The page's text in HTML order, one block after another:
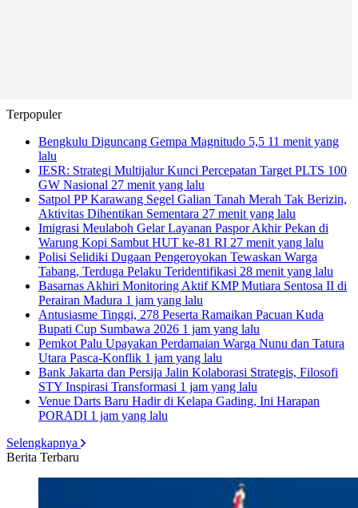
Terpopuler
Bengkulu Diguncang Gempa Magnitudo 5,5 11 menit yang
lalu
IESR: Strategi Multijalur Kunci Percepatan Target PLTS 100
GW Nasional 27 menit yang lalu
Satpol PP Karawang Segel Galian Tanah Merah Tak Berizin,
Aktivitas Dihentikan Sementara 27 menit yang lalu
Imigrasi Meulaboh Gelar Layanan Paspor Akhir Pekan di
Warung Kopi Sambut HUT ke-81 RI 27 menit yang lalu
Polisi Selidiki Dugaan Pengeroyokan Tewaskan Warga
Tabang, Terduga Pelaku Teridentifikasi 28 menit yang lalu
Basarnas Akhiri Monitoring Aktif KMP Mutiara Sentosa II di
Perairan Madura 1 jam yang lalu
Antusiasme Tinggi, 278 Peserta Ramaikan Pacuan Kuda
Bupati Cup Sumbawa 2026 1 jam yang lalu
Pemkot Palu Upayakan Perdamaian Warga Nunu dan Tatura
Utara Pasca-Konflik 1 jam yang lalu
Bank Jakarta dan Persija Jalin Kolaborasi Strategis, Filosofi
STY Inspirasi Transformasi 1 jam yang lalu
Venue Darts Baru Hadir di Kelapa Gading, Ini Harapan
PORADI 1 jam yang lalu
Selengkapnya
Berita Terbaru